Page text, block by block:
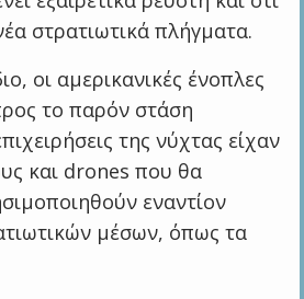
στρατιωτικά πλήγματα.
οι αμερικανικές ένοπλες
το παρόν στάση
της νύχτας είχαν
και drones που θα
εναντίον
μέσων, όπως τα